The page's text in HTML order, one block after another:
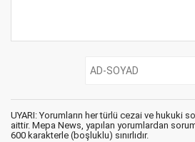
UYARI: Yorumların her türlü cezai ve hukuki
aittir. Mepa News, yapılan yorumlardan
600 karakterle (boşluklu) sınırlıdır.